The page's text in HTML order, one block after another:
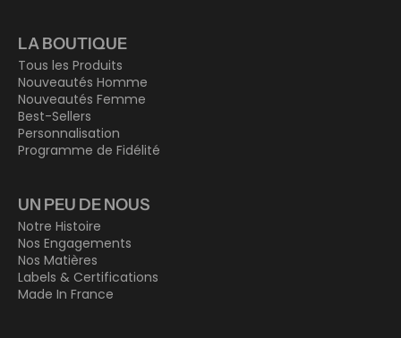
LA BOUTIQUE
Tous les Produits
Nouveautés Homme
Nouveautés Femme
Best-Sellers
Personnalisation
Programme de Fidélité
UN PEU DE NOUS
Notre Histoire
Nos Engagements
Nos Matières
Labels & Certifications
Made In France